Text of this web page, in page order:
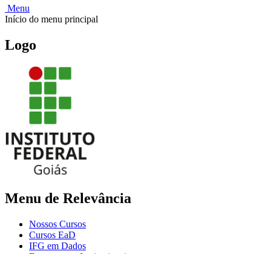
Menu
Início do menu principal
Logo
Menu de Relevância
Nossos Cursos
Cursos EaD
IFG em Dados